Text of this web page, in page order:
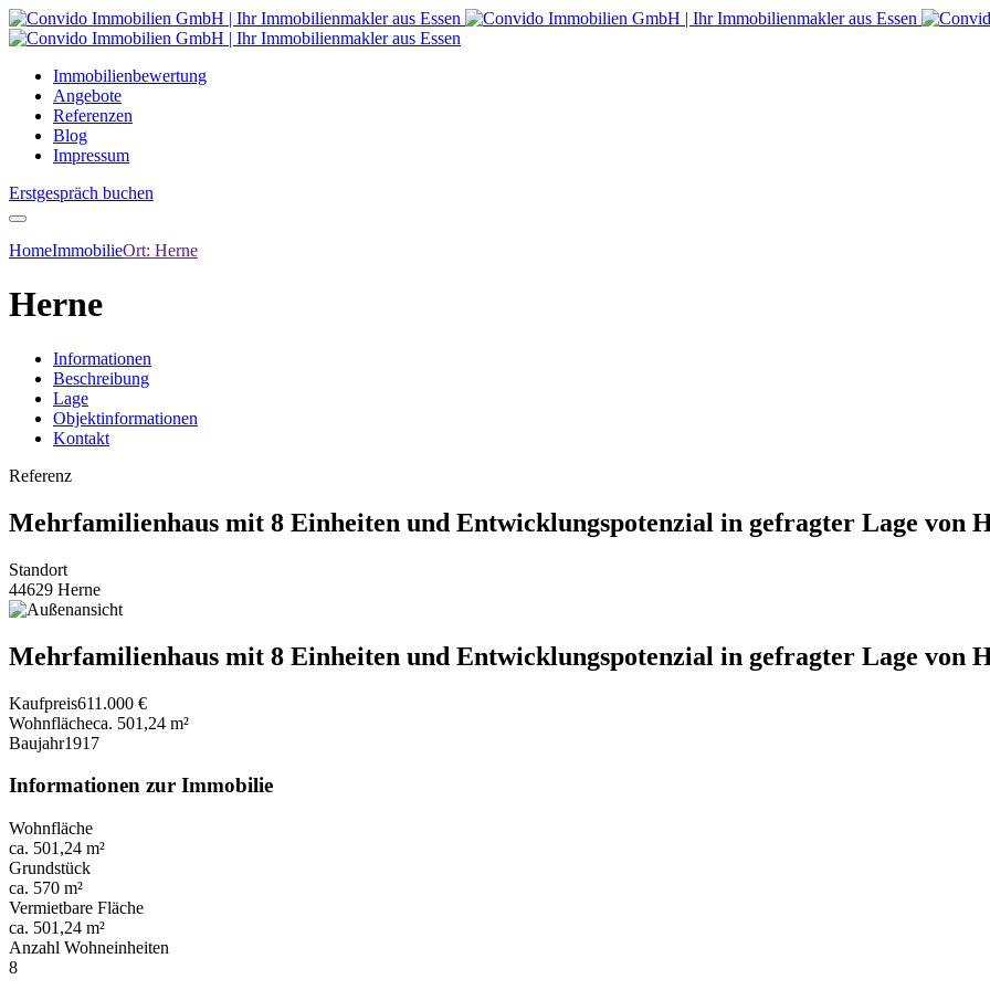
Immobilienbewertung
Angebote
Referenzen
Blog
Impressum
Erstgespräch buchen
HomeImmobilieOrt: Herne
Herne
Informationen
Beschreibung
Lage
Objektinformationen
Kontakt
Referenz
Mehrfamilienhaus mit 8 Einheiten und Entwicklungspotenzial in gefragter Lage von
Standort
44629 Herne
Mehrfamilienhaus mit 8 Einheiten und Entwicklungspotenzial in gefragter Lage von
Kaufpreis611.000 €
Wohnflächeca. 501,24 m²
Baujahr1917
Informationen zur Immobilie
Wohnfläche
ca. 501,24 m²
Grundstück
ca. 570 m²
Vermietbare Fläche
ca. 501,24 m²
Anzahl Wohneinheiten
8